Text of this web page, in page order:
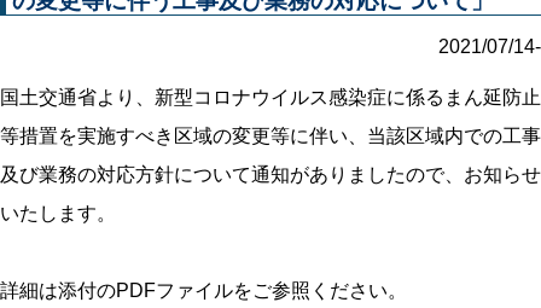
2021/07/14-
国土交通省より、新型コロナウイルス感染症に係るまん延防止
等措置を実施すべき区域の変更等に伴い、当該区域内での工事
及び業務の対応方針について通知がありましたので、お知らせ
いたします。
詳細は添付のPDFファイルをご参照ください。